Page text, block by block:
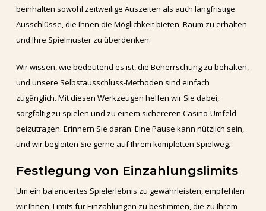
beinhalten sowohl zeitweilige Auszeiten als auch langfristige
Ausschlüsse, die Ihnen die Möglichkeit bieten, Raum zu erhalten
und Ihre Spielmuster zu überdenken.
Wir wissen, wie bedeutend es ist, die Beherrschung zu behalten,
und unsere Selbstausschluss-Methoden sind einfach
zugänglich. Mit diesen Werkzeugen helfen wir Sie dabei,
sorgfältig zu spielen und zu einem sichereren Casino-Umfeld
beizutragen. Erinnern Sie daran: Eine Pause kann nützlich sein,
und wir begleiten Sie gerne auf Ihrem kompletten Spielweg.
Festlegung von Einzahlungslimits
Um ein balanciertes Spielerlebnis zu gewährleisten, empfehlen
wir Ihnen, Limits für Einzahlungen zu bestimmen, die zu Ihrem